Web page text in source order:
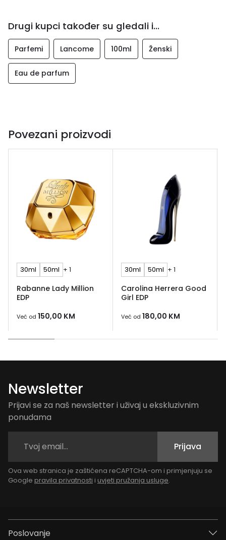
Drugi kupci također su gledali i...
Parfemi Lancome 100ml Ženski
Eau de parfum
Povezani proizvodi
30ml 50ml + 1
Rabanne Lady Million
EDP
Već od 150,00 KM
30ml 50ml + 1
Carolina Herrera Good
Girl EDP
Već od 180,00 KM
Newsletter
Prijavi se za naš newsletter i uživaj u ekskluzivnim
ponudama
Prijava
Ova web stranica je zaštićena reCAPTCHA-om i primjenjuju se
Google pravila privatnosti i uvjeti pružanja usluge.
Poslovanje